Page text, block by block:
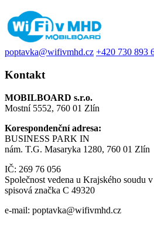
poptavka@wifivmhd.cz +420 730 893
Kontakt
MOBILBOARD s.r.o.
Mostní 5552, 760 01 Zlín
Korespondenční adresa:
BUSINESS PARK IN
nám. T.G. Masaryka 1280, 760 01 Zlín
IČ: 269 76 056
Společnost vedena u Krajského soudu
spisová značka C 49320
e-mail: poptavka@wifivmhd.cz